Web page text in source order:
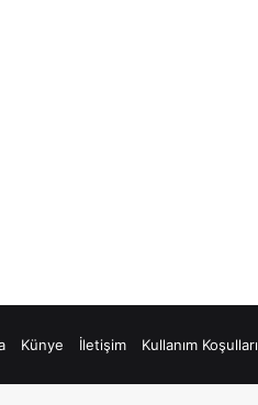
Künye İletişim Kullanım Koşulları